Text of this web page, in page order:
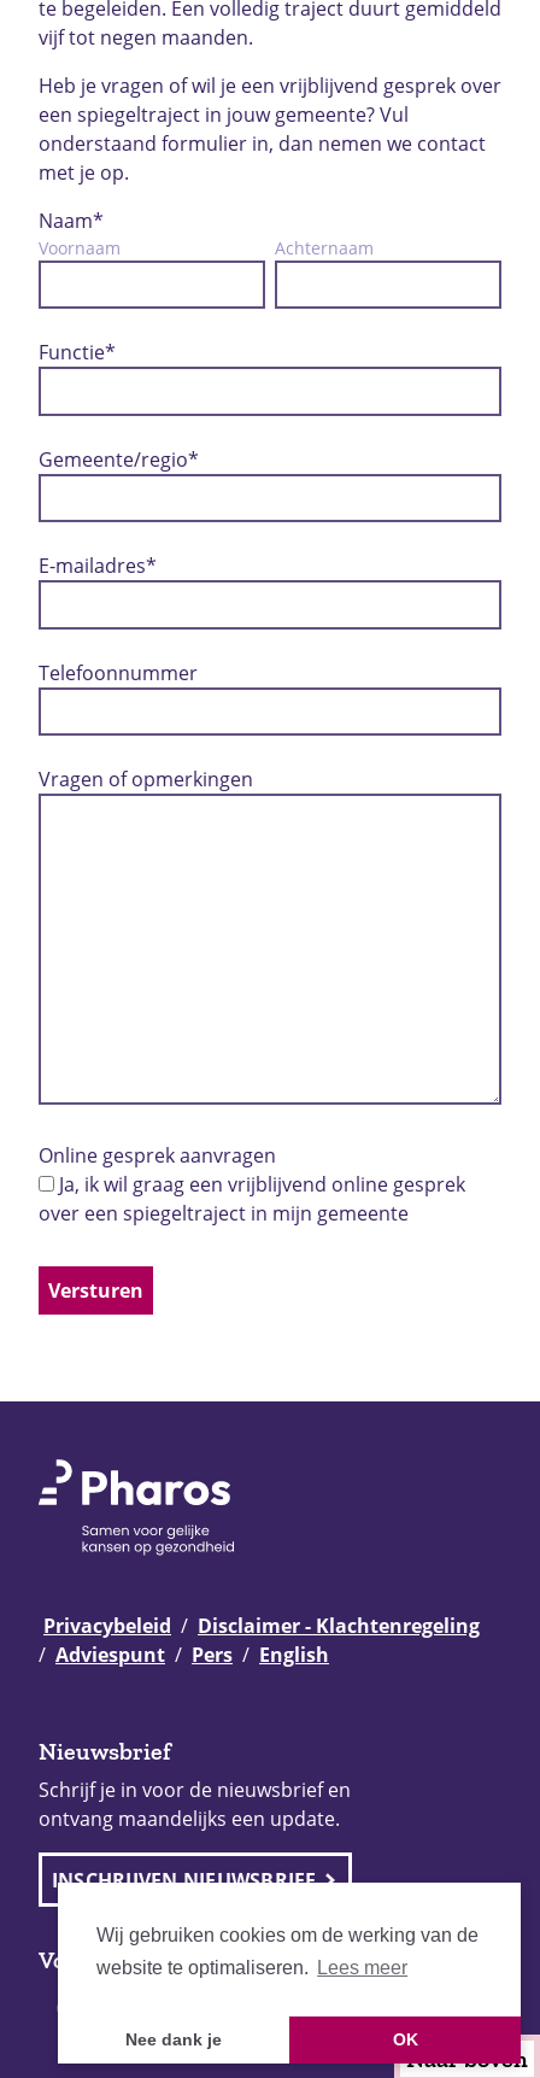
Wij gebruiken cookies om de werking van de
website te optimaliseren.
Lees meer
Nee dank je OK
te begeleiden. Een volledig traject duurt gemiddeld
vijf tot negen maanden.
Heb je vragen of wil je een vrijblijvend gesprek over
een spiegeltraject in jouw gemeente? Vul
onderstaand formulier in, dan nemen we contact
met je op.
Naam*
Voornaam Achternaam
Functie*
Gemeente/regio*
E-mailadres*
Telefoonnummer
Vragen of opmerkingen
Online gesprek aanvragen
Ja, ik wil graag een vrijblijvend online gesprek
over een spiegeltraject in mijn gemeente
Privacybeleid
Disclaimer - Klachtenregeling
Adviespunt
Pers English
Nieuwsbrief
Schrijf je in voor de nieuwsbrief en
ontvang maandelijks een update.
INSCHRIJVEN NIEUWSBRIEF
Volg Pharos
Naar boven